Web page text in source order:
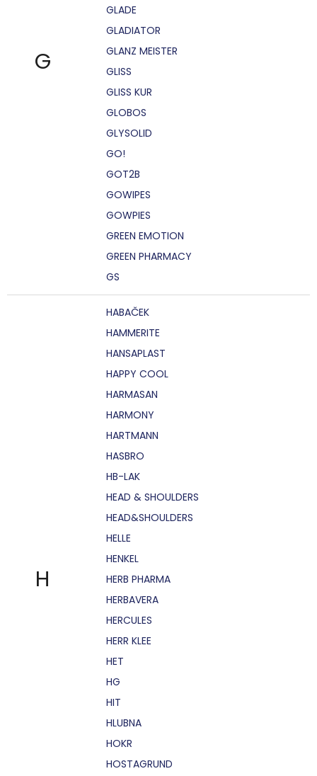
G
GLADE
GLADIATOR
GLANZ MEISTER
GLISS
GLISS KUR
GLOBOS
GLYSOLID
GO!
GOT2B
GOWIPES
GOWPIES
GREEN EMOTION
GREEN PHARMACY
GS
H
HABAČEK
HAMMERITE
HANSAPLAST
HAPPY COOL
HARMASAN
HARMONY
HARTMANN
HASBRO
HB-LAK
HEAD & SHOULDERS
HEAD&SHOULDERS
HELLE
HENKEL
HERB PHARMA
HERBAVERA
HERCULES
HERR KLEE
HET
HG
HIT
HLUBNA
HOKR
HOSTAGRUND